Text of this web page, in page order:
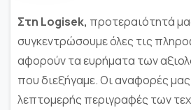
Στη Logisek, προτεραιότητά
συγκεντρώσουμε όλες τις
αφορούν τα ευρήματα των
που διεξήγαμε. Οι αναφορές
λεπτομερής περιγραφές των